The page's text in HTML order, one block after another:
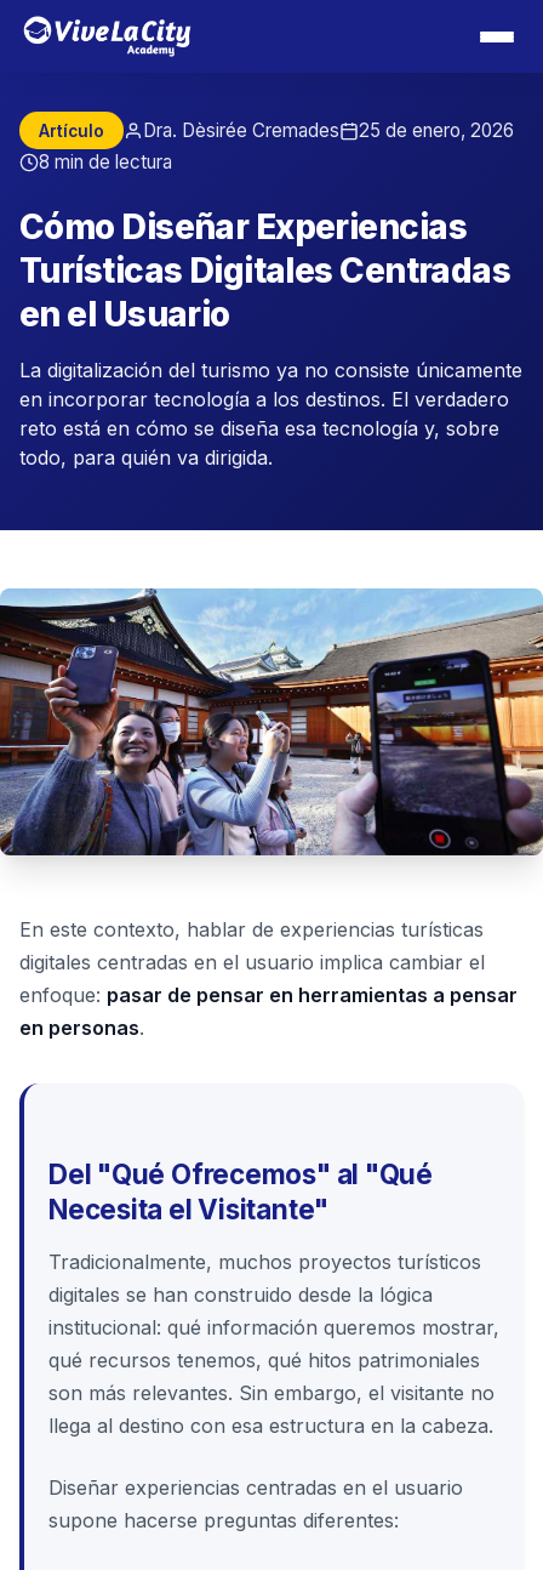
Artículo Dra. Dèsirée Cremades
25 de enero, 2026
8 min de lectura
Cómo Diseñar Experiencias
Turísticas Digitales Centradas
en el Usuario
La digitalización del turismo ya no consiste únicamente
en incorporar tecnología a los destinos. El verdadero
reto está en cómo se diseña esa tecnología y, sobre
todo, para quién va dirigida.
En este contexto, hablar de experiencias turísticas
digitales centradas en el usuario implica cambiar el
enfoque: pasar de pensar en herramientas a pensar
en personas.
Del "Qué Ofrecemos" al "Qué
Necesita el Visitante"
Tradicionalmente, muchos proyectos turísticos
digitales se han construido desde la lógica
institucional: qué información queremos mostrar,
qué recursos tenemos, qué hitos patrimoniales
son más relevantes. Sin embargo, el visitante no
llega al destino con esa estructura en la cabeza.
Diseñar experiencias centradas en el usuario
supone hacerse preguntas diferentes: